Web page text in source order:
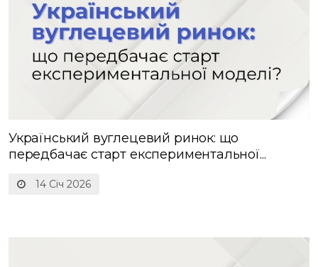
14 Січ 2026
Український вуглецевий ринок: що
передбачає старт експериментальної...